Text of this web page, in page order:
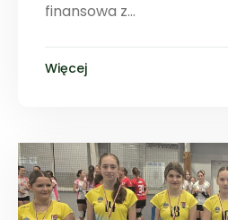
finansowa z...
Więcej